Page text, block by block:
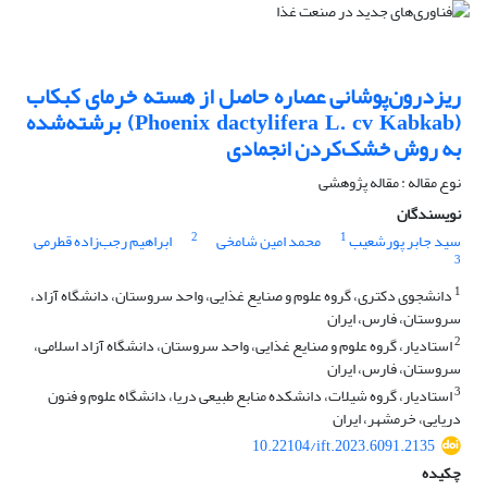
ریزدرون‌پوشانی عصاره حاصل از هسته خرمای کبکاب
(Phoenix dactylifera L. cv Kabkab) برشته‌شده
به روش خشک‌کردن انجمادی
نوع مقاله : مقاله پژوهشی
نویسندگان
سید جابر پورشعیب1 محمد امین شامخی 2 ابراهیم رجب‌زاده قطرمی
3
1 دانشجوی دکتری، گروه علوم و صنایع غذایی، واحد سروستان، دانشگاه آزاد،
سروستان، فارس، ایران
2استادیار، گروه علوم و صنایع غذایی، واحد سروستان، دانشگاه آزاد اسلامی،
سروستان، فارس، ایران
3استادیار، گروه شیلات، دانشکده منابع طبیعی دریا، دانشگاه علوم و فنون
دریایی، خرمشهر، ایران
10.22104/ift.2023.6091.2135
چکیده